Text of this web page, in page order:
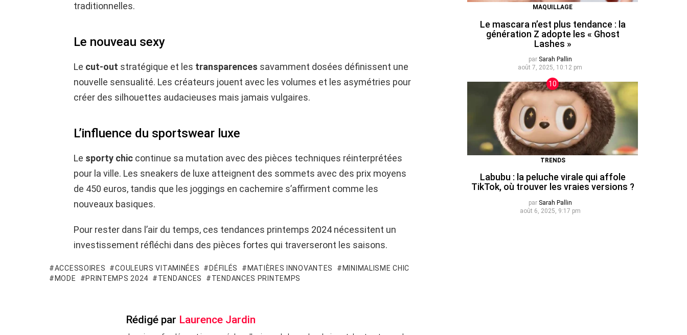
traditionnelles.
Le nouveau sexy
Le cut-out stratégique et les transparences savamment dosées définissent une
nouvelle sensualité. Les créateurs jouent avec les volumes et les asymétries pour
créer des silhouettes audacieuses mais jamais vulgaires.
L’influence du sportswear luxe
Le sporty chic continue sa mutation avec des pièces techniques réinterprétées
pour la ville. Les sneakers de luxe atteignent des sommets avec des prix moyens
de 450 euros, tandis que les joggings en cachemire s’affirment comme les
nouveaux basiques.
Pour rester dans l’air du temps, ces tendances printemps 2024 nécessitent un
investissement réfléchi dans des pièces fortes qui traverseront les saisons.
ACCESSOIRES COULEURS VITAMINÉES DÉFILÉS MATIÈRES INNOVANTES
MINIMALISME CHIC
MODE
PRINTEMPS 2024 TENDANCES TENDANCES PRINTEMPS
Rédigé par Laurence Jardin
MAQUILLAGE
Le mascara n’est plus tendance : la
génération Z adopte les « Ghost
Lashes »
par Sarah Pallin
août 7, 2025, 10:12 pm
TRENDS
Labubu : la peluche virale qui affole
TikTok, où trouver les vraies versions ?
par Sarah Pallin
août 6, 2025, 9:17 pm